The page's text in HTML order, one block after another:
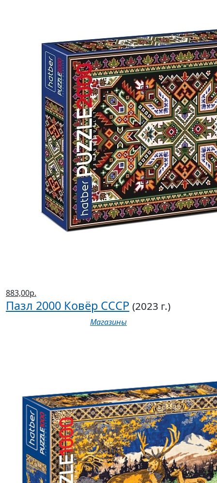
883,00р.
Пазл 2000 Ковёр СССР (2023 г.)
Магазины